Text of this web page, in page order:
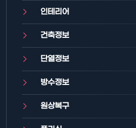
인테리어
건축정보
단열정보
방수정보
원상복구